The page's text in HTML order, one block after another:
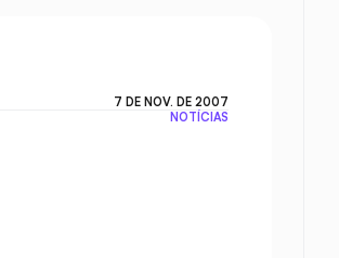
7 DE NOV. DE 2007
NOTÍCIAS